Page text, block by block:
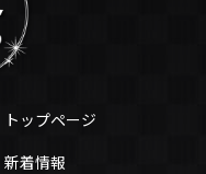
トップページ
新着情報